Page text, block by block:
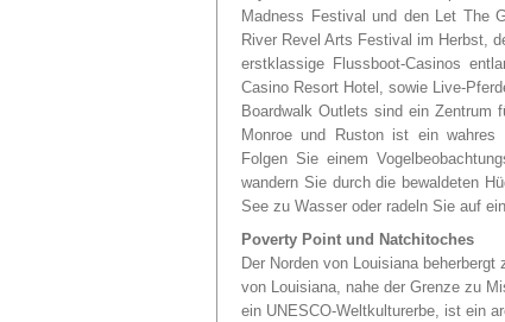
Madness Festival und den Let The
River Revel Arts Festival im Herbst,
erstklassige Flussboot-Casinos
Casino Resort Hotel, sowie Live-
Boardwalk Outlets sind ein Zentrum
Monroe und Ruston ist ein wahres
Folgen Sie einem
wandern Sie durch die bewaldeten
See zu Wasser oder radeln Sie auf
Poverty Point und Natchitoches
Der Norden von Louisiana
von Louisiana, nahe der Grenze zu
ein UNESCO-Weltkulturerbe, ist ein